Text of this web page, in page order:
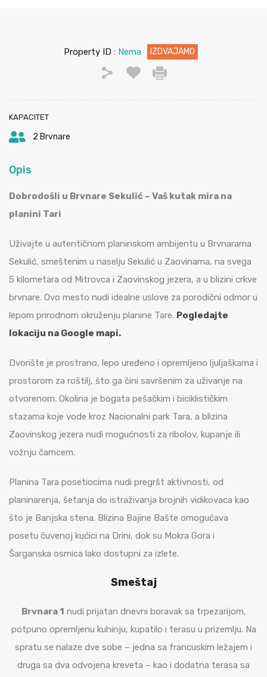
Property ID : Nema IZDVAJAMO
KAPACITET
2 Brvnare
Opis
Dobrodošli u Brvnare Sekulić – Vaš kutak mira na
planini Tari
Uživajte u autentičnom planinskom ambijentu u Brvnarama
Sekulić, smeštenim u naselju Sekulić u Zaovinama, na svega
5 kilometara od Mitrovca i Zaovinskog jezera, a u blizini crkve
brvnare. Ovo mesto nudi idealne uslove za porodični odmor u
lepom prirodnom okruženju planine Tare. Pogledajte
lokaciju na Google mapi.
Dvorište je prostrano, lepo uređeno i opremljeno ljuljaškama i
prostorom za roštilj, što ga čini savršenim za uživanje na
otvorenom. Okolina je bogata pešačkim i biciklističkim
stazama koje vode kroz Nacionalni park Tara, a blizina
Zaovinskog jezera nudi mogućnosti za ribolov, kupanje ili
vožnju čamcem.
Planina Tara posetiocima nudi pregršt aktivnosti, od
planinarenja, šetanja do istraživanja brojnih vidikovaca kao
što je Banjska stena. Blizina Bajine Bašte omogućava
posetu čuvenoj kućici na Drini, dok su Mokra Gora i
Šarganska osmica lako dostupni za izlete​​.
Smeštaj
Brvnara 1 nudi prijatan dnevni boravak sa trpezarijom,
potpuno opremljenu kuhinju, kupatilo i terasu u prizemlju. Na
spratu se nalaze dve sobe – jedna sa francuskim ležajem i
druga sa dva odvojena kreveta – kao i dodatna terasa sa